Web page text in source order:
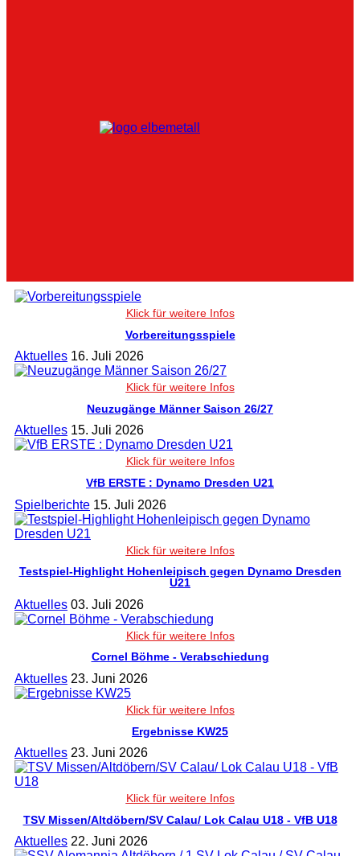
Vorbereitungsspiele
Aktuelles 16. Juli 2026
Neuzugänge Männer Saison 26/27
Aktuelles 15. Juli 2026
VfB ERSTE : Dynamo Dresden U21
Spielberichte 15. Juli 2026
Testspiel-Highlight Hohenleipisch gegen Dynamo Dresden
U21
Aktuelles 03. Juli 2026
Cornel Böhme - Verabschiedung
Aktuelles 23. Juni 2026
Ergebnisse KW25
Aktuelles 23. Juni 2026
TSV Missen/​Altdöbern/​SV Calau/​ Lok Calau U18 - VfB U18
Aktuelles 22. Juni 2026